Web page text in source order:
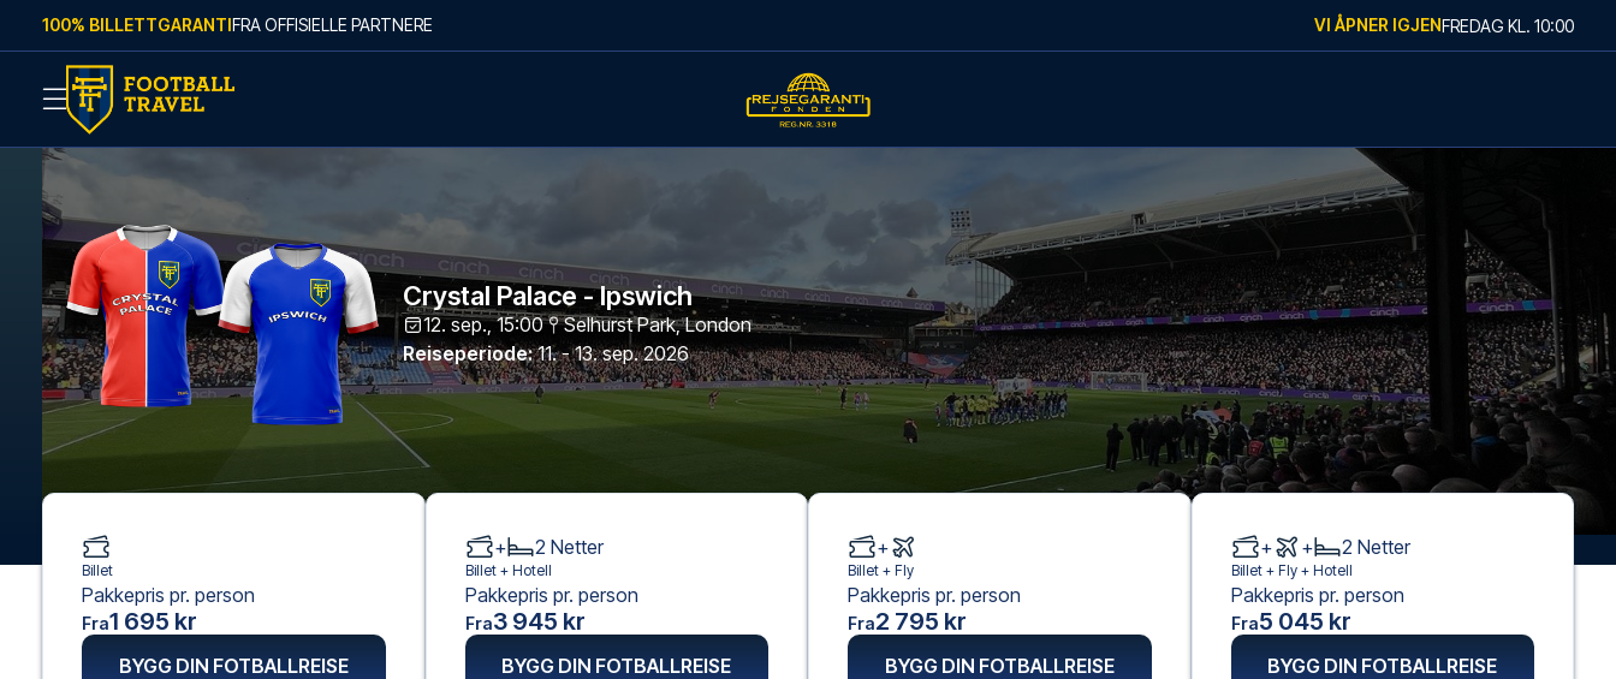
Skip to content
100% BILLETTGARANTIFRA OFFISIELLE PARTNERE VI ÅPNER IGJENFREDAG KL. 10:00
Crystal Palace - Ipswich
12. sep., 15:00 Selhurst Park,London
Reiseperiode: 11. - 13. sep. 2026
Billet
Pakkepris pr. person
Fra1 695 kr
BYGG DIN FOTBALLREISE
+ 2 Netter
Billet + Hotell
Pakkepris pr. person
Fra3 945 kr
BYGG DIN FOTBALLREISE
+
Billet + Fly
Pakkepris pr. person
Fra2 795 kr
BYGG DIN FOTBALLREISE
+ + 2 Netter
Billet + Fly+ Hotell
Pakkepris pr. person
Fra5 045 kr
BYGG DIN FOTBALLREISE